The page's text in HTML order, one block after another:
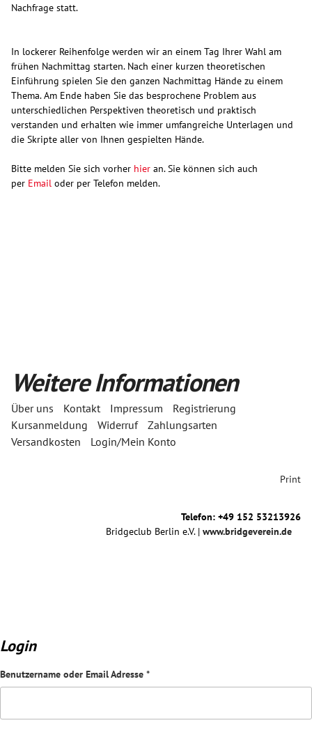
Nachfrage statt.
In lockerer Reihenfolge werden wir an einem Tag Ihrer Wahl am
frühen Nachmittag starten. Nach einer kurzen theoretischen
Einführung spielen Sie den ganzen Nachmittag Hände zu einem
Thema. Am Ende haben Sie das besprochene Problem aus
unterschiedlichen Perspektiven theoretisch und praktisch
verstanden und erhalten wie immer umfangreiche Unterlagen und
die Skripte aller von Ihnen gespielten Hände.
Bitte melden Sie sich vorher hier an. Sie können sich auch
per Email oder per Telefon melden.
Weitere Informationen
Über uns Kontakt Impressum
Registrierung
Kursanmeldung
Widerruf
Zahlungsarten
Versandkosten
Login/Mein Konto
Print
Telefon: +49 152 53213926
Bridgeclub Berlin e.V. | www.bridgeverein.de
Login
Benutzername oder Email Adresse *